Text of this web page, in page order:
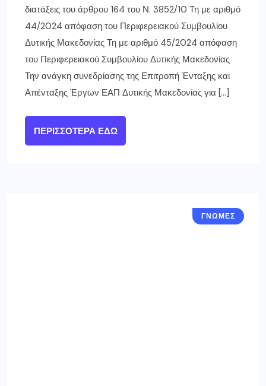
διατάξεις του άρθρου 164 του Ν. 3852/10 Τη με αριθμό
44/2024 απόφαση του Περιφερειακού Συμβουλίου
Δυτικής Μακεδονίας Τη με αριθμό 45/2024 απόφαση
του Περιφερειακού Συμβουλίου Δυτικής Μακεδονίας
Την ανάγκη συνεδρίασης της Επιτροπή Ένταξης και
Απένταξης Έργων ΕΑΠ Δυτικής Μακεδονίας για […]
ΠΕΡΙΣΣΌΤΕΡΑ ΕΔΏ
ΓΝΩΜΕΣ